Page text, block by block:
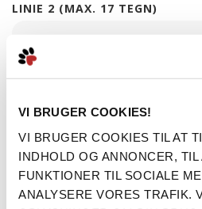
VI BRUGER COOKIES!
VI BRUGER COOKIES TIL AT
INDHOLD OG ANNONCER, TIL
FUNKTIONER TIL SOCIALE
ANALYSERE VORES TRAFIK.
LINIE 2 (MAX. 17 TEGN)
LINIE 3 (MAX. 19 TEGN)
LINIE 5 (MAX. 12 TEGN)